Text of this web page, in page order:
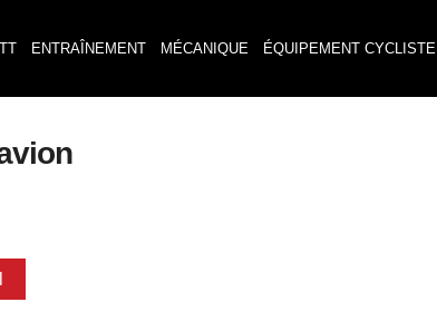
ENTRAÎNEMENT MÉCANIQUE ÉQUIPEMENT CYCLISTE